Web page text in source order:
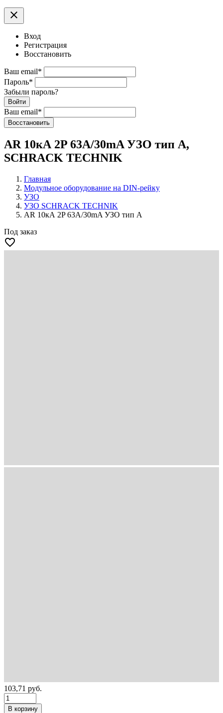
clear
Вход
Регистрация
Восстановить
Ваш email*
Пароль*
Забыли пароль?
Войти
Ваш email*
Воcстановить
AR 10кА 2P 63A/30mA УЗО тип A,
SCHRACK TECHNIK
Главная
Модульное оборудование на DIN-рейку
УЗО
УЗО SCHRACK TECHNIK
AR 10кА 2P 63A/30mA УЗО тип A
Под заказ
favorite_border
103,71 руб.
В корзину